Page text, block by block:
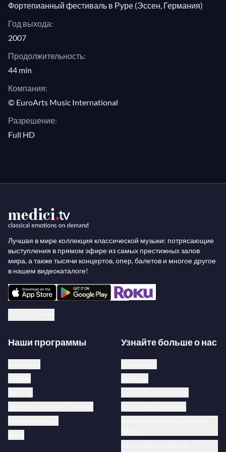
“Императорский концерт”, Пятый. Наслаждайтесь
каждым из них, исполненным здесь одним из
величайших их интерпретаторов!
Фортепианный фестиваль в Руре (Эссен, Германия)
Год выхода:
2007
Продолжительность:
44 min
Компания:
© EuroArts Music International
Разрешение:
Full HD
Лучшая в мире коллекция классической музыки: потрясающие
выступления в прямом эфире из самых престижных залов
мира, а также тысячи концертов, опер, балетов и многое другое
в нашем видеокаталоге!
Наши программы Узнайте больше о нас